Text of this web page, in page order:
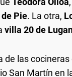
Pie. La otra,
villa 20 de